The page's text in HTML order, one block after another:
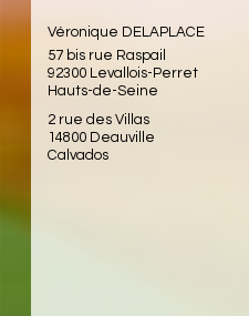
Véronique DELAPLACE
57 bis rue Raspail
92300 Levallois-Perret
Hauts-de-Seine
2 rue des Villas
14800 Deauville
Calvados